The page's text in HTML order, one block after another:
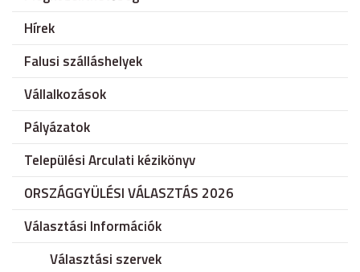
Hírek
Falusi szálláshelyek
Vállalkozások
Pályázatok
Települési Arculati kézikönyv
ORSZÁGGYÜLÉSI VÁLASZTÁS 2026
Választási Információk
Választási szervek